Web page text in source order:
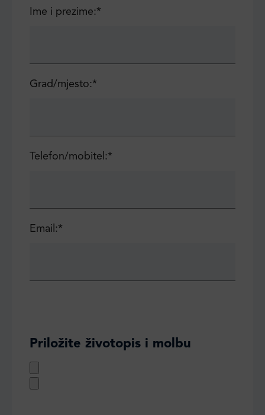
Ime i prezime:*
Grad/mjesto:*
Telefon/mobitel:*
Email:*
Priložite životopis i molbu